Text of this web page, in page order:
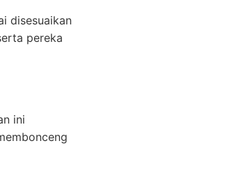
disesuaikan
pereka
ini